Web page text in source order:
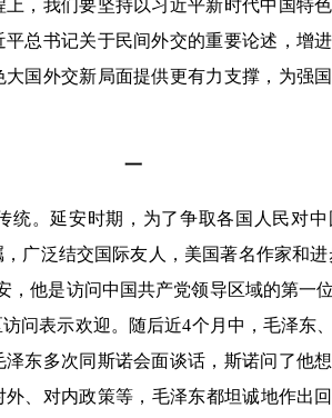
，我们要坚持以习近平新时代中国特
总书记关于民间外交的重要论述，增
国外交新局面提供更有力支撑，为强
一
。延安时期，为了争取各国人民对中
广泛结交国际友人，美国著名作家和进
，他是访问中国共产党领导区域的第一
问表示欢迎。随后近4个月中，毛泽东
东多次同斯诺会面谈话，斯诺问了他
、对内政策等，毛泽东都坦诚地作出